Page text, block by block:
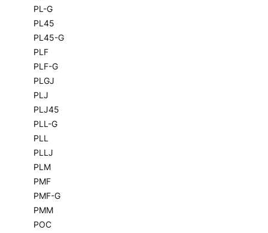
PL-G
PL45
PL45-G
PLF
PLF-G
PLGJ
PLJ
PLJ45
PLL-G
PLL
PLLJ
PLM
PMF
PMF-G
PMM
POC